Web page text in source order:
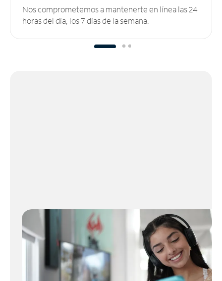
Nos comprometemos a mantenerte en línea las 24
horas del día, los 7 días de la semana.